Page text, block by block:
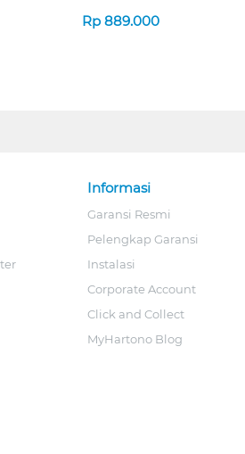
Rp 889.000
Informasi
Garansi Resmi
Pelengkap Garansi
Instalasi
Corporate Account
Click and Collect
MyHartono Blog